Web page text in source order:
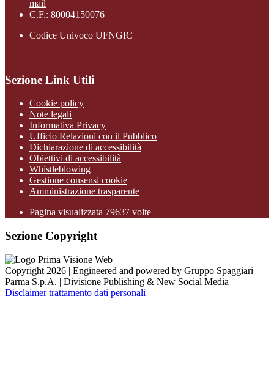
mail
C.F.: 80004150076
Codice Univoco UFNGIC
Sezione Link Utili
Cookie policy
Note legali
Informativa Privacy
Ufficio Relazioni con il Pubblico
Dichiarazione di accessibilità
Obiettivi di accessibilità
Whistleblowing
Gestione consensi cookie
Amministrazione trasparente
Pagina visualizzata 79637 volte
Sezione Copyright
Copyright 2026 | Engineered and powered by Gruppo Spaggiari
Parma S.p.A. | Divisione Publishing & New Social Media
Disclaimer trattamento dati personali